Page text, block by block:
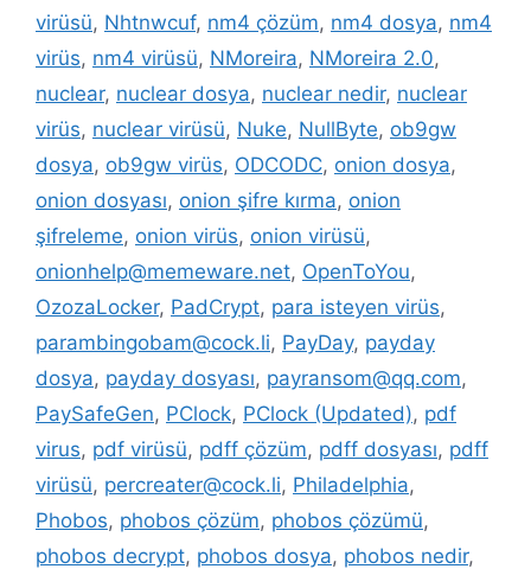
virüsü, Nhtnwcuf, nm4 çözüm, nm4 dosya, nm4
virüs, nm4 virüsü, NMoreira, NMoreira 2.0,
nuclear, nuclear dosya, nuclear nedir, nuclear
virüs, nuclear virüsü, Nuke, NullByte, ob9gw
dosya, ob9gw virüs, ODCODC, onion dosya,
onion dosyası, onion şifre kırma, onion
şifreleme, onion virüs, onion virüsü,
onionhelp@memeware.net, OpenToYou,
OzozaLocker, PadCrypt, para isteyen virüs,
parambingobam@cock.li, PayDay, payday
dosya, payday dosyası, payransom@qq.com,
PaySafeGen, PClock, PClock (Updated), pdf
virus, pdf virüsü, pdff çözüm, pdff dosyası, pdff
virüsü, percreater@cock.li, Philadelphia,
Phobos, phobos çözüm, phobos çözümü,
phobos decrypt, phobos dosya, phobos nedir,